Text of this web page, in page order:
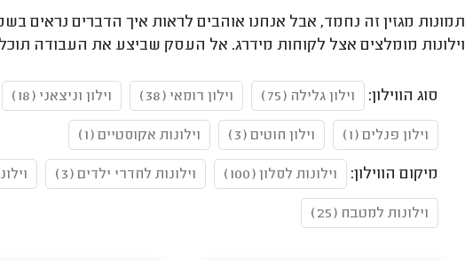
תמונות מגזין זה נחמד, אבל אנחנו אוהבים לראות איך הדברים נראים
וילונות מומלצים אצל לקוחות מידרג. אל העסק שביצע את העבודה
סוג הווילון: וילון גלילה (75) וילון רומאי (38) וילון וניצאני (18)
וילון פנלים (1) וילון חוטים (3) וילונות אקוסטיים (1)
מיקום הווילון: וילונות לסלון (100) וילונות לחדרי ילדים (3)
וילונות למטבח (25)